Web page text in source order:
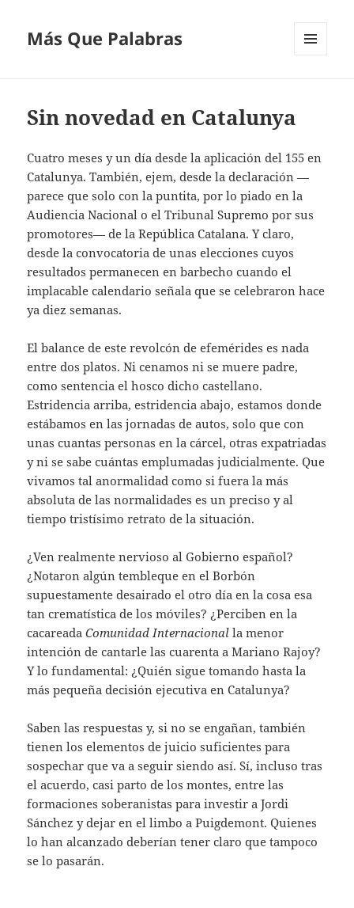
Más Que Palabras
Sin novedad en Catalunya
Cuatro meses y un día desde la aplicación del 155 en
Catalunya. También, ejem, desde la declaración —
parece que solo con la puntita, por lo piado en la
Audiencia Nacional o el Tribunal Supremo por sus
promotores— de la República Catalana. Y claro,
desde la convocatoria de unas elecciones cuyos
resultados permanecen en barbecho cuando el
implacable calendario señala que se celebraron hace
ya diez semanas.
El balance de este revolcón de efemérides es nada
entre dos platos. Ni cenamos ni se muere padre,
como sentencia el hosco dicho castellano.
Estridencia arriba, estridencia abajo, estamos donde
estábamos en las jornadas de autos, solo que con
unas cuantas personas en la cárcel, otras expatriadas
y ni se sabe cuántas emplumadas judicialmente. Que
vivamos tal anormalidad como si fuera la más
absoluta de las normalidades es un preciso y al
tiempo tristísimo retrato de la situación.
¿Ven realmente nervioso al Gobierno español?
¿Notaron algún tembleque en el Borbón
supuestamente desairado el otro día en la cosa esa
tan crematística de los móviles? ¿Perciben en la
cacareadaComunidad Internacional la menor
intención de cantarle las cuarenta a Mariano Rajoy?
Y lo fundamental: ¿Quién sigue tomando hasta la
más pequeña decisión ejecutiva en Catalunya?
Saben las respuestas y, si no se engañan, también
tienen los elementos de juicio suficientes para
sospechar que va a seguir siendo así. Sí, incluso tras
el acuerdo, casi parto de los montes, entre las
formaciones soberanistas para investir a Jordi
Sánchez y dejar en el limbo a Puigdemont. Quienes
lo han alcanzado deberían tener claro que tampoco
se lo pasarán.